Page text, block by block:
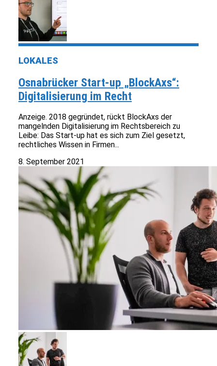
LOKALES
Osnabrücker Start-up „BlockAxs“:
Digitalisierung im Recht
Anzeige. 2018 gegründet, rückt BlockAxs der
mangelnden Digitalisierung im Rechtsbereich zu
Leibe: Das Start-up hat es sich zum Ziel gesetzt,
rechtliches Wissen in Firmen...
8. September 2021